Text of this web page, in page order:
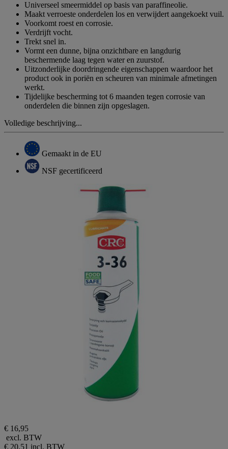
Universeel smeermiddel op basis van paraffineolie.
Maakt verroeste onderdelen los en verwijdert aangekoekt vuil.
Voorkomt roest en corrosie.
Verdrijft vocht.
Trekt snel in.
Vormt een dunne, bijna onzichtbare en langdurig
beschermende laag tegen water en zuurstof.
Uitzonderlijke doordringende eigenschappen waardoor het
product ook in poriën en scheuren van minimale afmetingen
werkt.
Tijdelijke bescherming tot 6 maanden tegen corrosie van
onderdelen die binnen zijn opgeslagen.
Volledige beschrijving...
Gemaakt in de EU
NSF gecertificeerd
€ 16,95
excl. BTW
€ 20,51 incl. BTW